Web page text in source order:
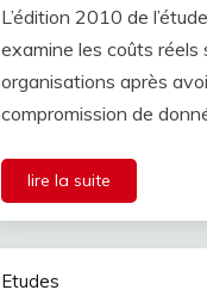
L’édition 2010 de
examine les coûts
organisations après
compromission de
lire la suite
Etudes